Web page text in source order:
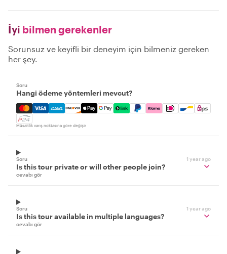
İyi bilmen gerekenler
Sorunsuz ve keyifli bir deneyim için bilmeniz gereken
her şey.
Soru
Hangi ödeme yöntemleri mevcut?
Mastercard, Visa, Amex, Discover, Apple Pay, Google
Müsaitlik varış noktasına göre değişir
Soru 1 year ago
Is this tour private or will other people join?
cevabı gör
Soru 1 year ago
Is this tour available in multiple languages?
cevabı gör